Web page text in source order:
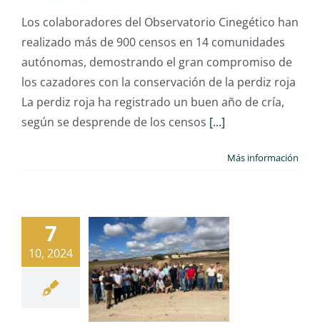
Los colaboradores del Observatorio Cinegético han
realizado más de 900 censos en 14 comunidades
autónomas, demostrando el gran compromiso de
los cazadores con la conservación de la perdiz roja
La perdiz roja ha registrado un buen año de cría,
según se desprende de los censos [...]
Más información
7
10, 2024